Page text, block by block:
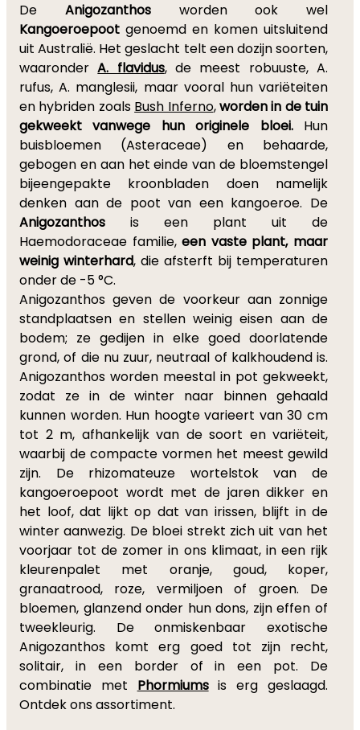
De Anigozanthosworden ook wel
Kangoeroepoot genoemd en komen uitsluitend
uit Australië. Het geslacht telt een dozijn soorten,
waaronderA. flavidus, de meest robuuste, A.
rufus, A. manglesii, maar vooral hun variëteiten
en hybriden zoals Bush Inferno,worden in de tuin
gekweekt vanwege hun originele bloei.Hun
buisbloemen (Asteraceae) en behaarde,
gebogen en aan het einde van de bloemstengel
bijeengepakte kroonbladen doen namelijk
denken aan de poot van een kangoeroe. De
Anigozanthos is een plant uit de
Haemodoraceae familie,een vaste plant, maar
weinig winterhard, die afsterft bij temperaturen
onder de -5 °C.
Anigozanthos geven de voorkeur aan zonnige
standplaatsen en stellen weinig eisen aan de
bodem; ze gedijen in elke goed doorlatende
grond, of die nu zuur, neutraal of kalkhoudend is.
Anigozanthos worden meestal in pot gekweekt,
zodat ze in de winter naar binnen gehaald
kunnen worden. Hun hoogte varieert van 30 cm
tot 2 m, afhankelijk van de soort en variëteit,
waarbij de compacte vormen het meest gewild
zijn. De rhizomateuze wortelstok van de
kangoeroepoot wordt met de jaren dikker en
het loof, dat lijkt op dat van irissen, blijft in de
winter aanwezig. De bloei strekt zich uit van het
voorjaar tot de zomer in ons klimaat, in een rijk
kleurenpalet met oranje, goud, koper,
granaatrood, roze, vermiljoen of groen. De
bloemen, glanzend onder hun dons, zijn effen of
tweekleurig. De onmiskenbaar exotische
Anigozanthos komt erg goed tot zijn recht,
solitair, in een border of in een pot. De
combinatie met Phormiumsis erg geslaagd.
Ontdek ons assortiment.